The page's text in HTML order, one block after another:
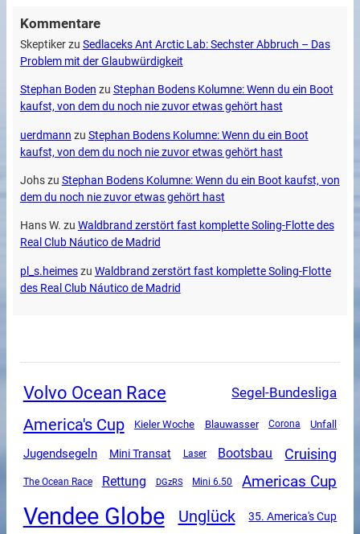
Kommentare
Skeptikerzu Sedlaceks Ant Arctic Lab: Sechster Abbruch – Das
Problem mit der Glaubwürdigkeit
Stephan Boden zu Stephan Bodens Kolumne: Wenn du ein Boot
kaufst, von dem du noch nie zuvor etwas gehört hast
uerdmann zu Stephan Bodens Kolumne: Wenn du ein Boot
kaufst, von dem du noch nie zuvor etwas gehört hast
Johszu Stephan Bodens Kolumne: Wenn du ein Boot kaufst, von
dem du noch nie zuvor etwas gehört hast
Hans W. zu Waldbrand zerstört fast komplette Soling-Flotte des
Real Club Náutico de Madrid
pl_s.heimeszu Waldbrand zerstört fast komplette Soling-Flotte
des Real Club Náutico de Madrid
Volvo Ocean Race Segel-Bundesliga
America's Cup Kieler Woche Blauwasser Corona Unfall
Jugendsegeln Mini Transat Laser Bootsbau Cruising
The Ocean Race Rettung DGzRS Mini 6.50 Americas Cup
Vendee Globe Unglück 35. America's Cup